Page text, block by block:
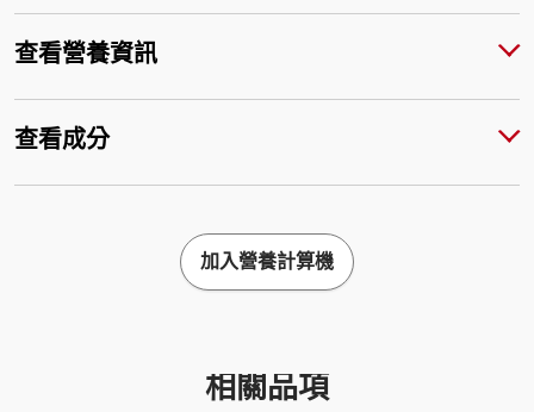
查看營養資訊
查看成分
加入營養計算機
相關品項